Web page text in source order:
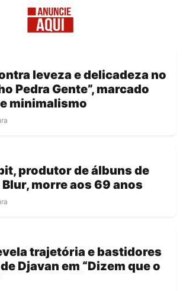
leveza e delicadeza no
Pedra Gente”, marcado
minimalismo
produtor de álbuns de
morre aos 69 anos
trajetória e bastidores
Djavan em “Dizem que o